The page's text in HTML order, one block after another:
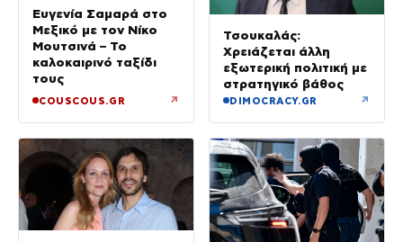
Ευγενία Σαμαρά στο
Μεξικό με τον Νίκο
Μουτσινά – Το
καλοκαιρινό ταξίδι
τους
COUSCOUS.GR ↗
Τσουκαλάς:
Χρειάζεται άλλη
εξωτερική πολιτική με
στρατηγικό βάθος
DIMOCRACY.GR ↗